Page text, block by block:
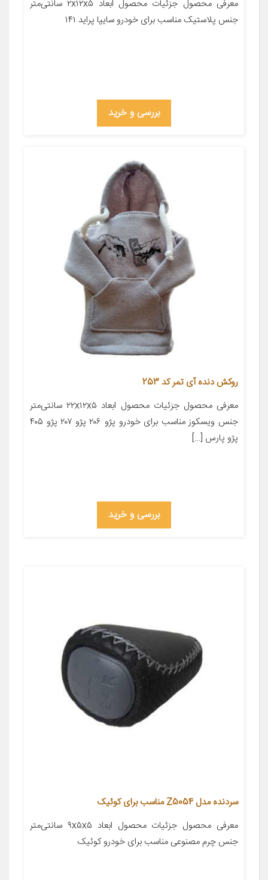
معرفی محصول جزئیات محصول ابعاد ۲x۱۲x۵ سانتی‌متر
جنس پلاستیک مناسب برای خودرو سایپا پراید ۱۴۱
بررسی و خرید
روکش دنده آی تمر کد 253
معرفی محصول جزئیات محصول ابعاد ۲۲x۱۲x۵ سانتی‌متر
جنس ویسکوز مناسب برای خودرو پژو ۲۰۶ پژو ۲۰۷ پژو ۴۰۵
پژو پارس […]
بررسی و خرید
سردنده مدل Z5054 مناسب برای کوئیک
معرفی محصول جزئیات محصول ابعاد ۹x۵x۵ سانتی‌متر
جنس چرم مصنوعی مناسب برای خودرو کوئیک